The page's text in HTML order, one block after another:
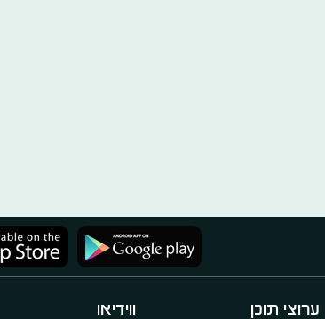
ערוצי תוכן ווידיאו